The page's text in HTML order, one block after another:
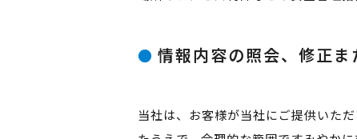
情報内容の照会、修正ま
当社は、お客様が当社にご提供いた